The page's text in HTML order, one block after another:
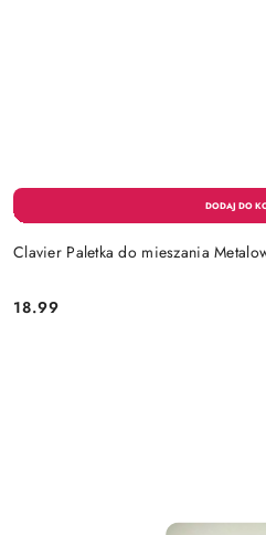
Clavier Paletka do mieszania
Cena:
18.99